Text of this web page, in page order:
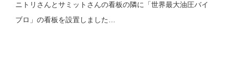
ニトリさんとサミットさんの看板の隣に「世界最大油圧バイ
ブロ」の看板を設置しました…